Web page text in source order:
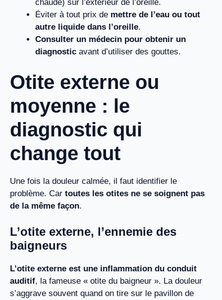
chaude) sur l’extérieur de l’oreille.
Éviter à tout prix de mettre de l’eau ou tout
autre liquide dans l’oreille.
Consulter un médecin pour obtenir un
diagnostic avant d’utiliser des gouttes.
Otite externe ou
moyenne : le
diagnostic qui
change tout
Une fois la douleur calmée, il faut identifier le
problème. Car toutes les otites ne se soignent pas
de la même façon.
L’otite externe, l’ennemie des
baigneurs
L’otite externe est une inflammation du conduit
auditif, la fameuse « otite du baigneur ». La douleur
s’aggrave souvent quand on tire sur le pavillon de